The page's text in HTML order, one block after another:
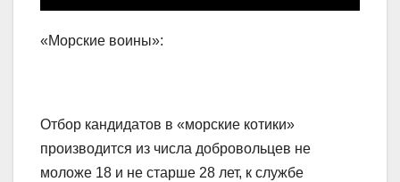
«Морские воины»:
Отбор кандидатов в «морские котики»
производится из числа добровольцев не
моложе 18 и не старше 28 лет, к службе